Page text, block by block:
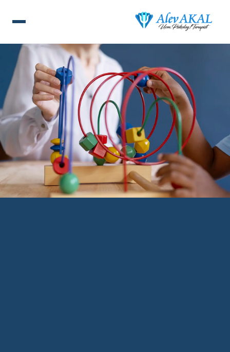
ANA SAYFA